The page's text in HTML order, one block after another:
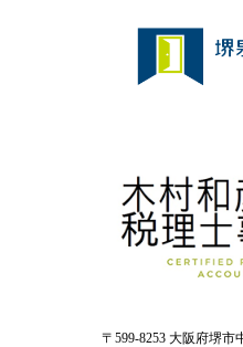
〒599-8253 大阪府堺市